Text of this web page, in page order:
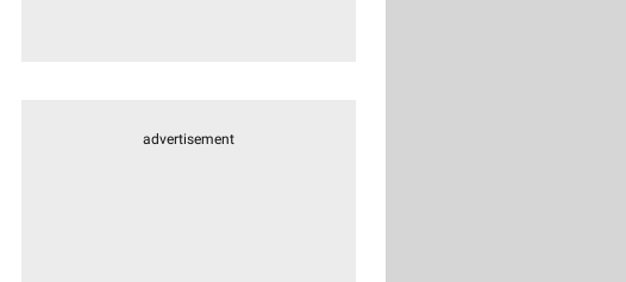
advertisement